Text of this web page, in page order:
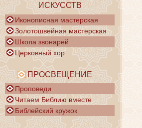
ИСКУССТВ
Иконописная мастерская
Золотошвейная мастерская
Школа звонарей
Церковный хор
ПРОСВЕЩЕНИЕ
Проповеди
Читаем Библию вместе
Библейский кружок